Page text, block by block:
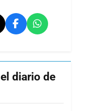
diario de